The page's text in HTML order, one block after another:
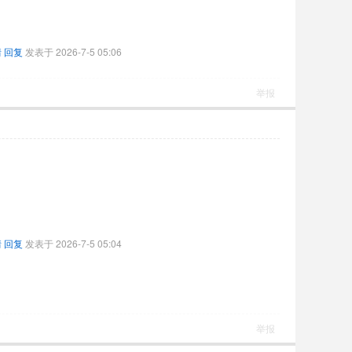
回复 发表于 2026-7-5 05:06
举报
回复 发表于 2026-7-5 05:04
举报